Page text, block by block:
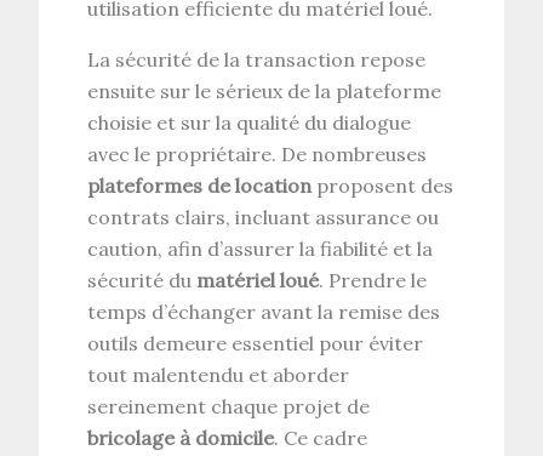
utilisation efficiente du matériel loué.
La sécurité de la transaction repose
ensuite sur le sérieux de la plateforme
choisie et sur la qualité du dialogue
avec le propriétaire. De nombreuses
plateformes de locationproposent des
contrats clairs, incluant assurance ou
caution, afin d’assurer la fiabilité et la
sécurité du matériel loué. Prendre le
temps d’échanger avant la remise des
outils demeure essentiel pour éviter
tout malentendu et aborder
sereinement chaque projet de
bricolage à domicile. Ce cadre